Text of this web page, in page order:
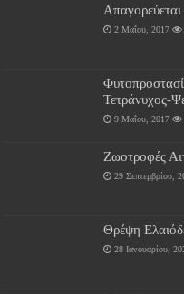
2 Μαΐου, 2017
Τετράνυχος-
9 Μαΐου, 2017
Ζωοτροφές
29 Σεπτεμβρίου,
Θρέψη
28 Ιανουαρίου,